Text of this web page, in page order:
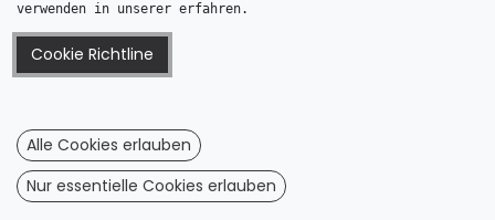
Impressum
AGB
Wiederrufsrecht
Wiederrufsformular
verwenden in unserer erfahren.
Cookie Richtline
Alle Cookies erlauben
Nur essentielle Cookies erlauben